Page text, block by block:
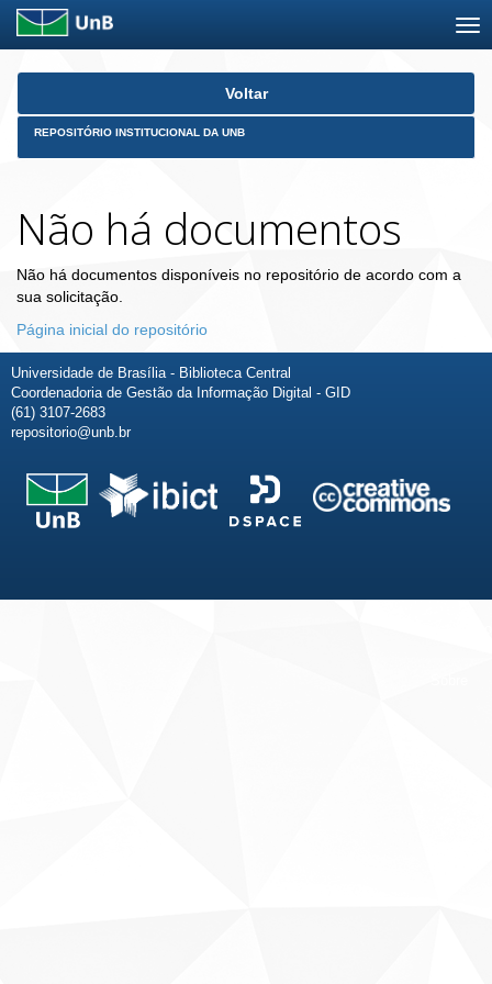
Skip
Voltar
REPOSITÓRIO INSTITUCIONAL DA UNB
Não há documentos
Não há documentos disponíveis no repositório de acordo com a
sua solicitação.
Página inicial do repositório
Universidade de Brasília - Biblioteca Central
Coordenadoria de Gestão da Informação Digital - GID
(61) 3107-2683
repositorio@unb.br